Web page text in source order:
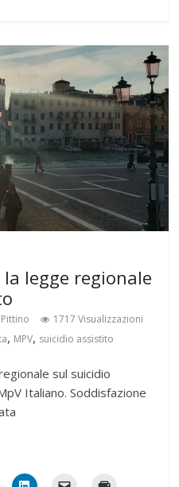
legge regionale
1717 Visualizzazioni
, MPV, suicidio assistito
sul suicidio
Italiano. Soddisfazione